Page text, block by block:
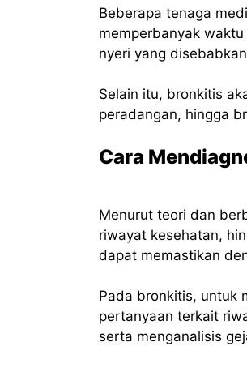
Beberapa tenaga
memperbanyak
nyeri yang
Selain itu, bronkitis
peradangan, hingga
Cara
Menurut teori dan
riwayat kesehatan,
dapat memastikan
Pada bronkitis, untuk
pertanyaan terkait
serta menganalisis